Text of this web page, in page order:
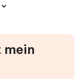
um
17 lädt
mein